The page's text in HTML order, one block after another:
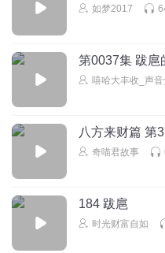
如梦2017
第0037集 跋扈
嘻哈大丰收_声
八方来财篇 第
奇喵君故事
184 跋扈
时光财富自如